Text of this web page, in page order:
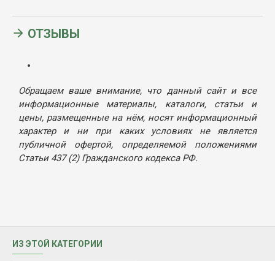
ОТЗЫВЫ
Обращаем ваше внимание, что данный сайт и все
информационные материалы, каталоги, статьи и
цены, размещенные на нём, носят информационный
характер и ни при каких условиях не является
публичной офертой, определяемой положениями
Статьи 437 (2) Гражданского кодекса РФ.
ИЗ ЭТОЙ КАТЕГОРИИ